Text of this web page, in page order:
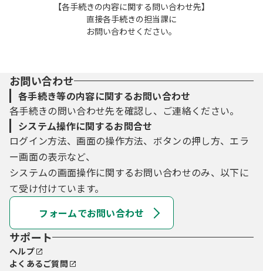
【各手続きの内容に関する問い合わせ先】
直接各手続きの担当課に
お問い合わせください。
お問い合わせ
各手続き等の内容に関するお問い合わせ
各手続きの問い合わせ先を確認し、ご連絡ください。
システム操作に関するお問合せ
ログイン方法、画面の操作方法、ボタンの押し方、エラ
ー画面の表示など、
システムの画面操作に関するお問い合わせのみ、以下に
て受け付けています。
フォームでお問い合わせ
サポート
ヘルプ
よくあるご質問